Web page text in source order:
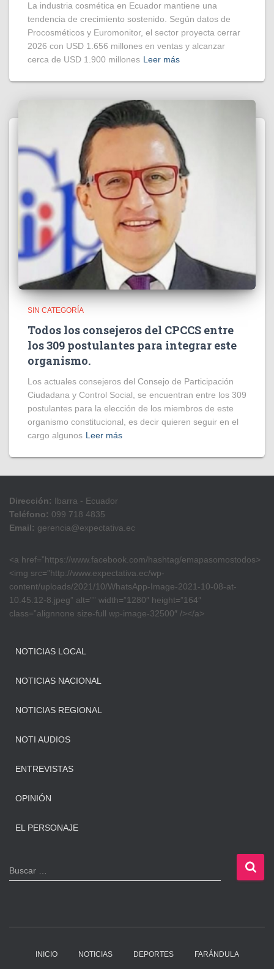
La industria cosmética en Ecuador mantiene una
tendencia de crecimiento sostenido. Según datos de
Procosméticos y Euromonitor, el sector proyecta cerrar
2026 con USD 1.656 millones en ventas y alcanzar
cerca de USD 1.900 millones Leer más
SIN CATEGORÍA
Todos los consejeros del CPCCS entre
los 309 postulantes para integrar este
organismo.
Los actuales consejeros del Consejo de Participación
Ciudadana y Control Social, se encuentran entre los 309
postulantes para la elección de los miembros de este
organismo constitucional, es decir quieren seguir en el
cargo algunos Leer más
Dirección: Ibarra - Ecuador
Teléfono: 099 718 4835
Email: gerencia@expectativa.ec
<a href=”https://www.facebook.com/hashtag/emapasomostodos>
<img src=”http://www.expectativa.ec/wp-
content/uploads/2021/10/WhatsApp-Image-2021-10-08-at-
10.45.12-8.jpeg” alt=”” width=”1280″ height=”164″
class=”alignnone size-full wp-image-32500″ /></a>
NOTICIAS LOCAL
NOTICIAS NACIONAL
NOTICIAS REGIONAL
NOTI AUDIOS
ENTREVISTAS
OPINIÓN
EL PERSONAJE
B
u
Buscar …
INICIO NOTICIAS DEPORTES FARÁNDULA